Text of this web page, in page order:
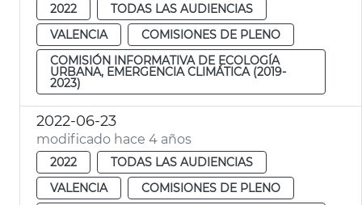
2022
TODAS LAS AUDIENCIAS
VALENCIA
COMISIONES DE PLENO
COMISIÓN INFORMATIVA DE ECOLOGÍA
URBANA, EMERGENCIA CLIMÁTICA (2019-
2023)
2022-06-23
modificado hace 4 años
2022
TODAS LAS AUDIENCIAS
VALENCIA
COMISIONES DE PLENO